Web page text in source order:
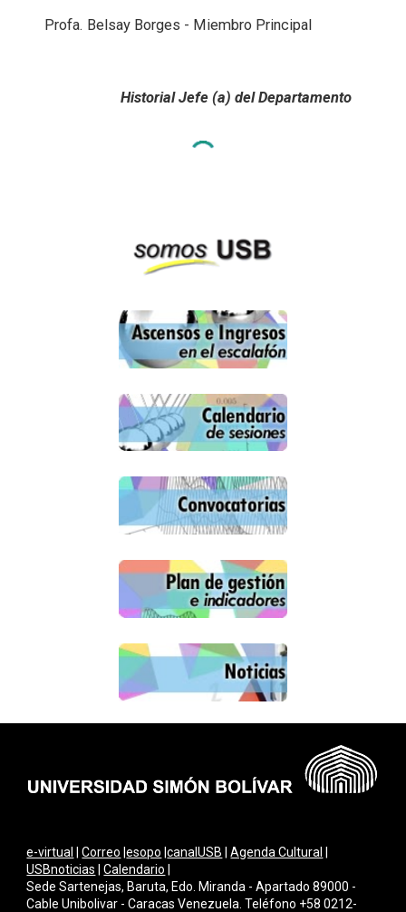
Profa. Belsay Borges - Miembro Principal
Historial Jefe (a) del Departamento
e-virtual |Correo |esopo |canalUSB |Agenda Cultural
USBnoticias |Calendario
Sede Sartenejas, Baruta, Edo. Miranda - Apartado 89000 -
Cable Unibolivar - Caracas Venezuela. Teléfono +58 0212-